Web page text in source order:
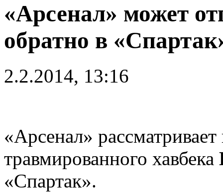
«Арсенал» может
обратно в
2.2.2014, 13:16
«Арсенал»
травмированного хавбека
«Спартак».